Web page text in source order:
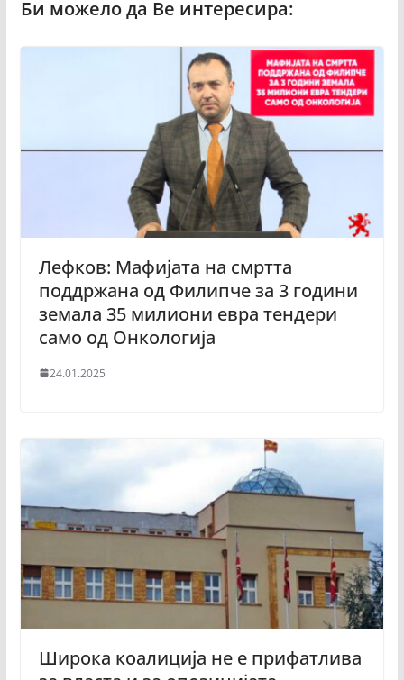
Лефков: Мафијата на смртта
поддржана од Филипче за 3 години
земала 35 милиони евра тендери
само од Онкологија
24.01.2025
Широка коалиција не е прифатлива